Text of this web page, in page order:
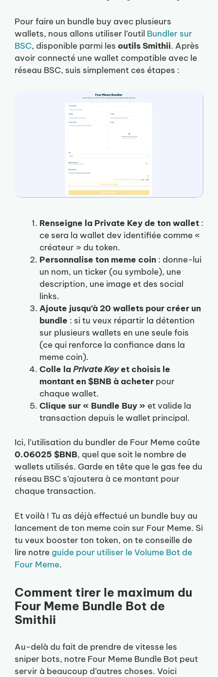
Pour faire un bundle buy avec plusieurs
wallets, nous allons utiliser l’outil Bundler sur
BSC, disponible parmi les outils Smithii. Après
avoir connecté une wallet compatible avec le
réseau BSC, suis simplement ces étapes :
Renseigne la Private Key de ton wallet :
ce sera la wallet dev identifiée comme «
créateur » du token.
Personnalise ton meme coin : donne-lui
un nom, un ticker (ou symbole), une
description, une image et des social
links.
Ajoute jusqu’à 20 wallets pour créer un
bundle : si tu veux répartir la détention
sur plusieurs wallets en une seule fois
(ce qui renforce la confiance dans la
meme coin).
Colle laPrivate Keyet choisis le
montant en $BNB à acheter pour
chaque wallet.
Clique sur « Bundle Buy » et valide la
transaction depuis le wallet principal.
Ici, l’utilisation du bundler de Four Meme coûte
0.06025 $BNB, quel que soit le nombre de
wallets utilisés. Garde en tête que le gas fee du
réseau BSC s’ajoutera à ce montant pour
chaque transaction.
Et voilà ! Tu as déjà effectué un bundle buy au
lancement de ton meme coin sur Four Meme. Si
tu veux booster ton token, on te conseille de
lire notre guide pour utiliser le Volume Bot de
Four Meme.
Comment tirer le maximum du
Four Meme Bundle Bot de
Smithii
Au-delà du fait de prendre de vitesse les
sniper bots, notre Four Meme Bundle Bot peut
servir à beaucoup d’autres choses. Voici